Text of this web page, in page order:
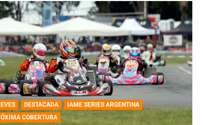
DESTACADA
IAME SERIES ARGENTINA
COBERTURA